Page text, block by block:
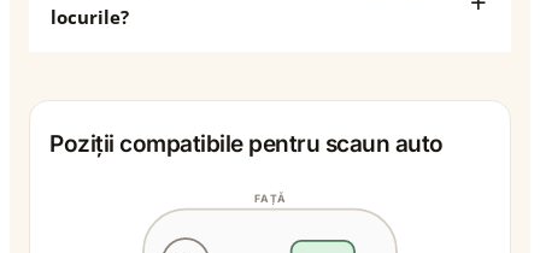
locurile?
Poziții compatibile pentru scaun auto
FAȚĂ